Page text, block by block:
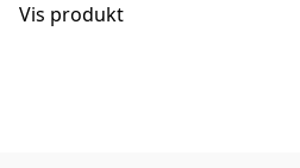
Vis produkt